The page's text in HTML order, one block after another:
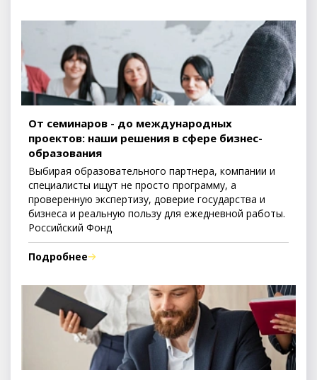
От семинаров - до международных
проектов: наши решения в сфере бизнес-
образования
Выбирая образовательного партнера, компании и
специалисты ищут не просто программу, а
проверенную экспертизу, доверие государства и
бизнеса и реальную пользу для ежедневной работы.
Российский Фонд
Подробнее